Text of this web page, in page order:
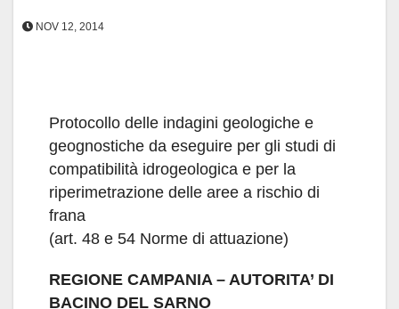
NOV 12, 2014
Protocollo delle indagini geologiche e
geognostiche da eseguire per gli studi di
compatibilità idrogeologica e per la
riperimetrazione delle aree a rischio di
frana
(art. 48 e 54 Norme di attuazione)
REGIONE CAMPANIA – AUTORITA’ DI
BACINO DEL SARNO